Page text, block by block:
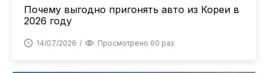
Почему выгодно пригонять авто из Кореи в
2026 году
14/07/2026 Просмотрено 60 раз